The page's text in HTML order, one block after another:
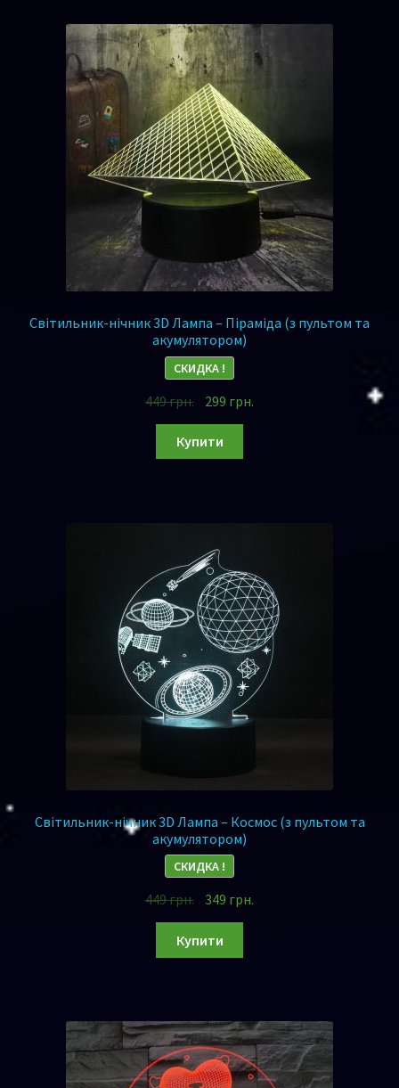
Світильник-нічник 3D Лампа – Піраміда (з пультом та
акумулятором)
СКИДКА !
449грн. 299 грн.
Купити
Світильник-нічник 3D Лампа – Космос (з пультом та
акумулятором)
СКИДКА !
449грн. 349 грн.
Купити